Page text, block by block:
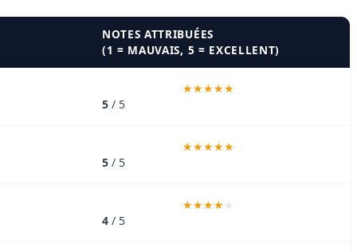
NOTES ATTRIBUÉES
(1 = MAUVAIS, 5 = EXCELLENT)
5 / 5
5 / 5
4 / 5